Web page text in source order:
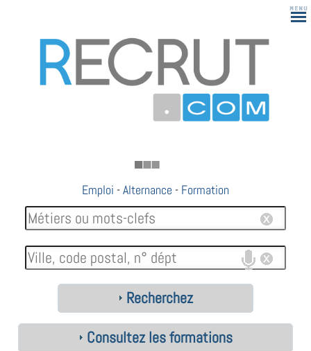
183
Emploi -Alternance - Formation
Recherchez
Consultez les formations